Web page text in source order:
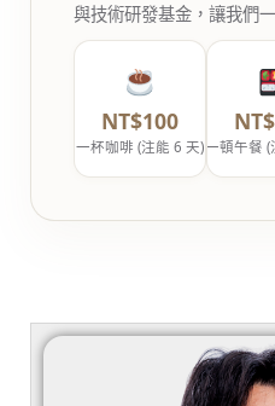
與技術研發基金，讓我們
NT$100
一杯咖啡 (注能 6 天) 一頓午餐